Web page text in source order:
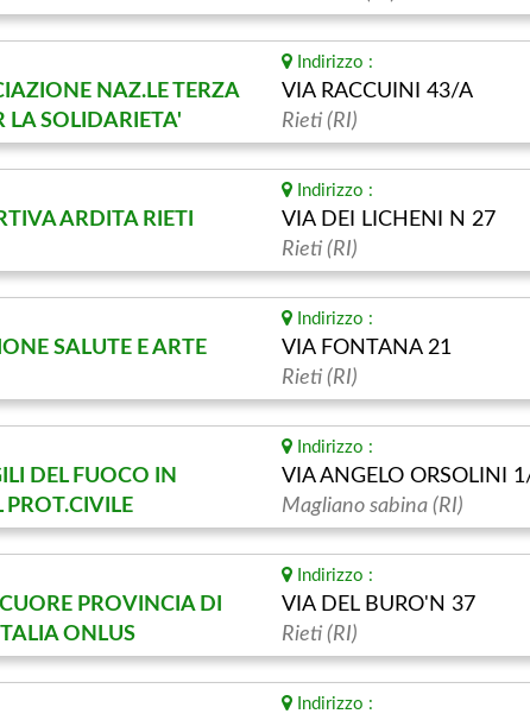
NAZ.LE TERZA
LA SOLIDARIETA'
Indirizzo :
VIA RACCUINI 43/A
Rieti (RI)
ARDITA RIETI
Indirizzo :
VIA DEI LICHENI N 27
Rieti (RI)
SALUTE E ARTE
Indirizzo :
VIA FONTANA 21
Rieti (RI)
DEL FUOCO IN
Indirizzo :
VIA ANGELO ORSOLINI
Magliano sabina (RI)
PROVINCIA DI
ONLUS
Indirizzo :
VIA DEL BURO'N 37
Rieti (RI)
Indirizzo :